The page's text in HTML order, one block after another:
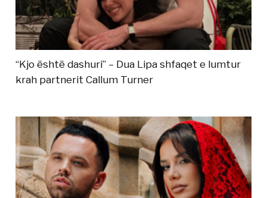
“Kjo është dashuri” – Dua Lipa shfaqet e lumtur
krah partnerit Callum Turner